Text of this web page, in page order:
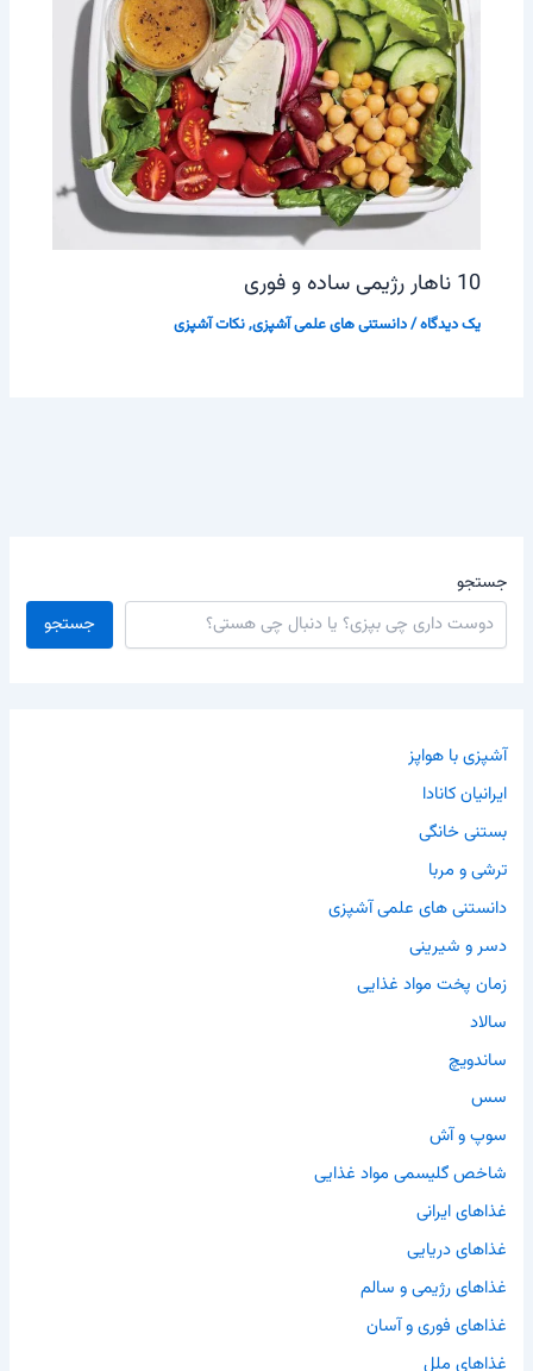
10 ناهار رژیمی ساده و فوری
یک دیدگاه/دانستنی های علمی آشپزی,نکات آشپزی
جستجو
جستجو
آشپزی با هواپز
ایرانیان کانادا
بستنی خانگی
ترشی و مربا
دانستنی های علمی آشپزی
دسر و شیرینی
زمان پخت مواد غذایی
سالاد
ساندویچ
سس
سوپ و آش
شاخص گلیسمی مواد غذایی
غذاهای ایرانی
غذاهای دریایی
غذاهای رژیمی و سالم
غذاهای فوری و آسان
غذاهای ملل